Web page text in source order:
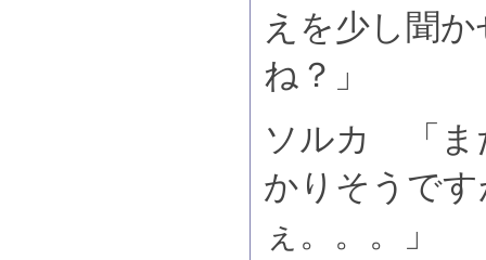
えを少し聞
ね？」
ソルカ 「ま
かりそうで
ぇ。。。」